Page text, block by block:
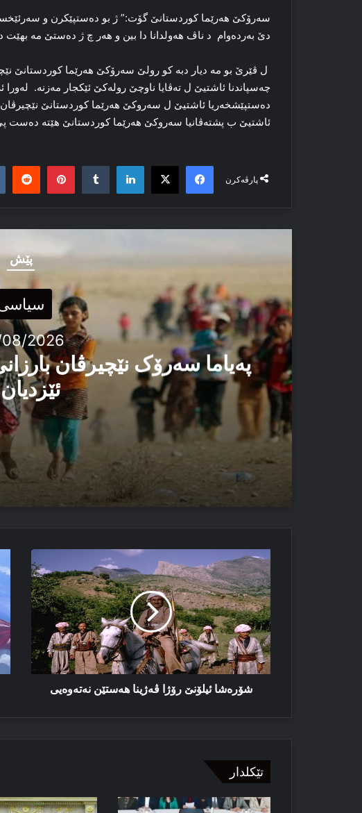
سەرۆكێ ھەرێما كوردستانێ گۆت:” ژ بو دەستپێكرن و
دێ بەردەوام د ناڤ ھەولدانا دا بین و هەر چ ژ دەستێ مە بهێت
ل ڤێرێ بو مە ديار دبە كو رولێ سەرۆكێ هەرێما كوردستانێ
چەسپاندنا ئاشتيێ ل تەڤايا ناوچێ رولەكێ ئێكجار مەزنە.
دەستپێشخەريا ئاشتيێ ل سەروكێ هەرێما كوردستانێ نێچيرڤان
ئاشتيێ ب پشتەڤانيا سەروكێ هەرێما كوردستانێ هێتە دەست
پارڤەکرن
Facebook
X
LinkedIn
Tumblr
پێش
2026
پەیاما سەرۆک نێچیرڤان
03/08/2026
پەیاما سەرۆک نێچیرڤان بارزانی د سالڤەگەرا
دوهی ل دیاربەکر و ئیرۆ ل بسمل
شۆرەشا
ئیلۆنێ
رۆژا
ڤەژینا
ھەستێن
نەتەوەیی
شۆرەشا ئیلۆنێ رۆژا ڤەژینا ھەستێن نەتەوەیی
تێکلدار